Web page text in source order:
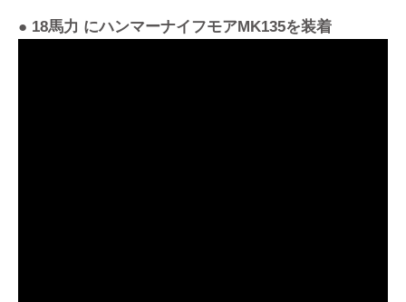
● 18馬力 にハンマーナイフモアMK135を装着